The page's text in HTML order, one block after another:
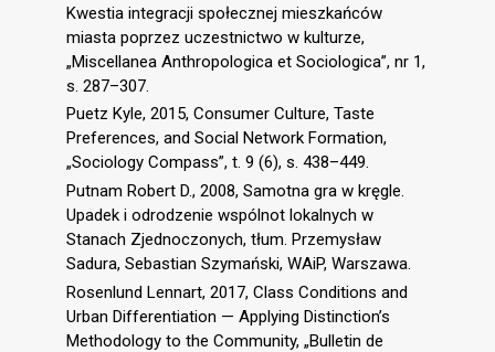
Kwestia integracji społecznej mieszkańców
miasta poprzez uczestnictwo w kulturze,
„Miscellanea Anthropologica et Sociologica”, nr 1,
s. 287–307.
Puetz Kyle, 2015, Consumer Culture, Taste
Preferences, and Social Network Formation,
„Sociology Compass”, t. 9 (6), s. 438–449.
Putnam Robert D., 2008, Samotna gra w kręgle.
Upadek i odrodzenie wspólnot lokalnych w
Stanach Zjednoczonych, tłum. Przemysław
Sadura, Sebastian Szymański, WAiP, Warszawa.
Rosenlund Lennart, 2017, Class Conditions and
Urban Differentiation — Applying Distinction’s
Methodology to the Community, „Bulletin de